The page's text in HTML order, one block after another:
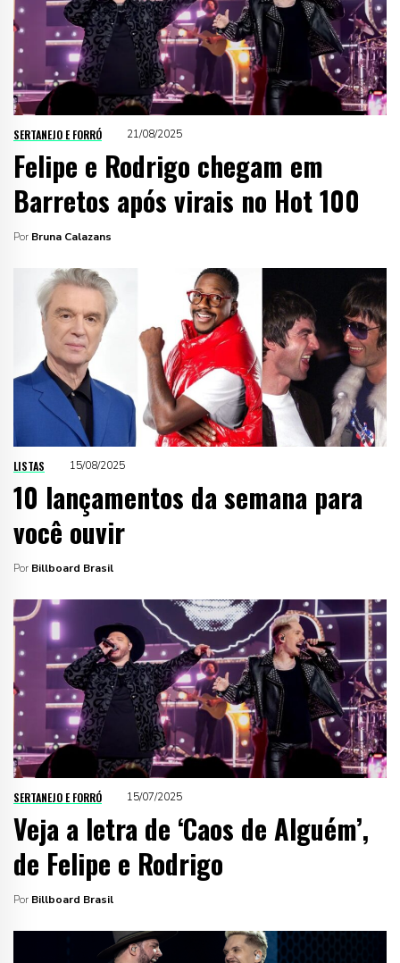
SERTANEJO E FORRÓ 21/08/2025
Felipe e Rodrigo chegam em
Barretos após virais no Hot 100
Por Bruna Calazans
LISTAS 15/08/2025
10 lançamentos da semana para
você ouvir
Por Billboard Brasil
SERTANEJO E FORRÓ 15/07/2025
Veja a letra de ‘Caos de Alguém’,
de Felipe e Rodrigo
Por Billboard Brasil